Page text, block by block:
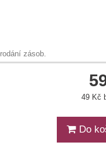
zásob.
49 Kč
Do